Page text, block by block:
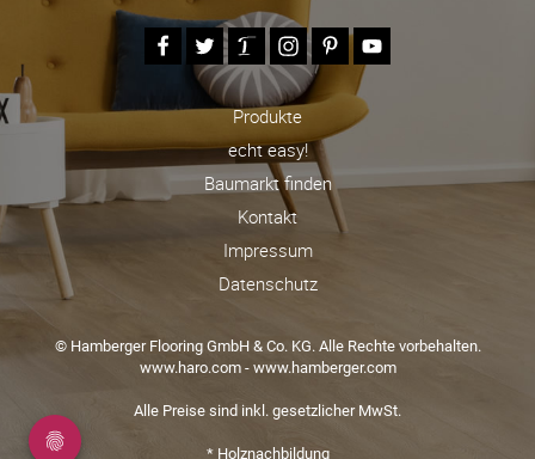
Produkte
echt easy!
Baumarkt finden
Kontakt
Impressum
Datenschutz
© Hamberger Flooring GmbH & Co. KG. Alle Rechte vorbehalten.
www.haro.com- www.hamberger.com
Alle Preise sind inkl. gesetzlicher MwSt.
* Holznachbildung